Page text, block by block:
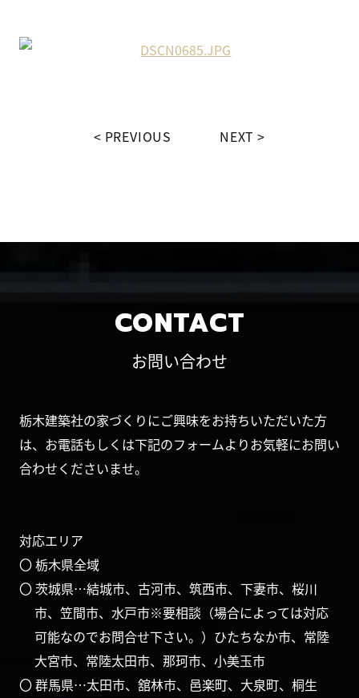
PREVIOUS NEXT
CONTACT
お問い合わせ
栃木建築社の家づくりにご興味をお持ちいただいた方
は、お電話もしくは下記のフォームよりお気軽にお問い
合わせくださいませ。
対応エリア
〇 栃木県全域
〇 茨城県…結城市、古河市、筑西市、下妻市、桜川
市、笠間市、水戸市※要相談（場合によっては対応
可能なのでお問合せ下さい。）ひたちなか市、常陸
大宮市、常陸太田市、那珂市、小美玉市
〇 群馬県…太田市、舘林市、邑楽町、大泉町、桐生